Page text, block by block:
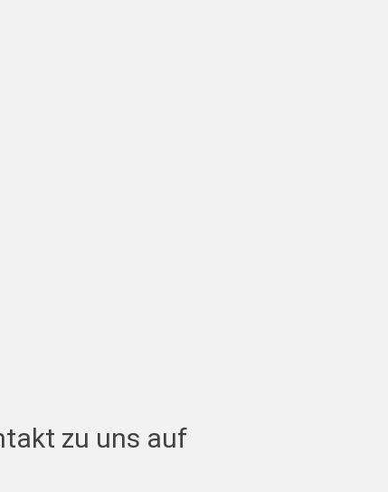
zu uns auf